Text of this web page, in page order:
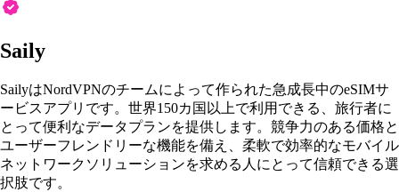
Saily
SailyはNordVPNのチームによって作られた急成長中のeSIMサ
ービスアプリです。世界150カ国以上で利用できる、旅行者に
とって便利なデータプランを提供します。競争力のある価格と
ユーザーフレンドリーな機能を備え、柔軟で効率的なモバイル
ネットワークソリューションを求める人にとって信頼できる選
択肢です。